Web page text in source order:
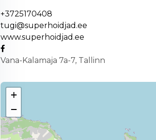
+3725170408
tugi@superhoidjad.ee
www.superhoidjad.ee
Vana-Kalamaja 7a-7, Tallinn
+
−